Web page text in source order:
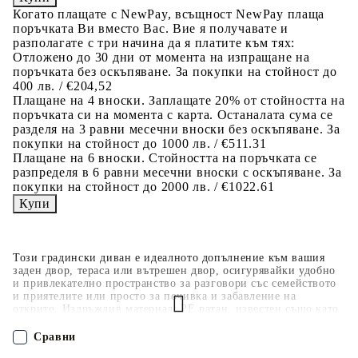
Този градински диван е идеалното допълнение към вашия
заден двор, тераса или вътрешен двор, осигурявайки удобно
и привлекателно пространство за разговори със семейството
и приятелите или просто за почивка и забавление на
открито. Издръжлив материал: PE ратан, известен също като
поддръжка, който прилича на естествен ратан. Той е лек,
лесен за почистване и често се използва за външни мебели
Когато плащате с NewPay, всъщност NewPay плаща
поръчката Ви вместо Вас. Вие я получавате и
разполагате с три начина да я платите към тях:
Отложено до 30 дни от момента на изпращане на
поръчката без оскъпяване. За покупки на стойност до
400 лв. / €204,52
Плащане на 4 вноски. Заплащате 20% от стойността на
поръчката си на момента с карта. Останалата сума се
разделя на 3 равни месечни вноски без оскъпяване. За
покупки на стойност до 1000 лв. / €511.31
Плащане на 6 вноски. Стойността на поръчката се
разпределя в 6 равни месечни вноски с оскъпяване. За
покупки на стойност до 2000 лв. / €1022.61
Сравни